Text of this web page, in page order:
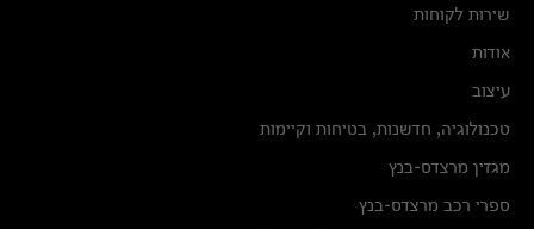
שירות לקוחות
אודות
עיצוב
טכנולוגיה, חדשנות, בטיחות וקיימות
מגזין מרצדס-בנץ
ספרי רכב מרצדס-בנץ